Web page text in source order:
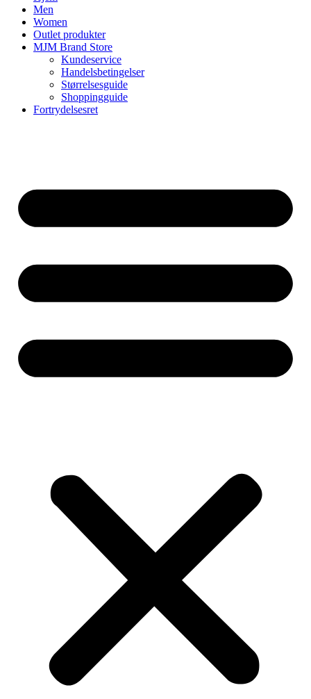
Men
Women
Outlet produkter
MJM Brand Store
Kundeservice
Handelsbetingelser
Størrelsesguide
Shoppingguide
Fortrydelsesret